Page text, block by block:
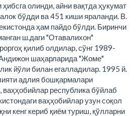
олинди, айни вақтда ҳукумат
бўдди ва 451 киши яраланди. В.
ҳам пайдо бўлди. Биринчи
ш.даги "Отавалихон"
қилиб олдилар, сўнг 1989-
шаҳарларида "Жоме"
йўли билан егалладилар. 1995 й.
адлия бошқармалари
ваҳҳобийлар республика бўйлаб
ваҳҳобийлар узун соқол
кенг кериб қиём туриш, қўлларни